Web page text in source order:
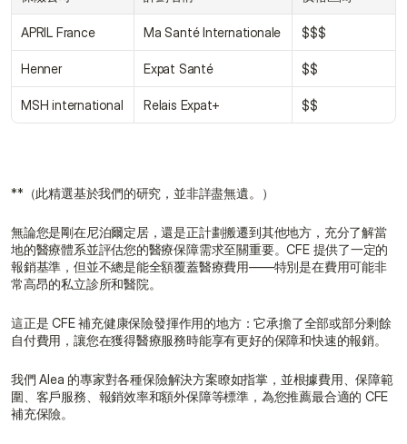
APRIL France Ma Santé Internationale $$$
Henner Expat Santé $$
MSH international Relais Expat+ $$
**（此精選基於我們的研究，並非詳盡無遺。）
無論您是剛在尼泊爾定居，還是正計劃搬遷到其他地方，充分了解當
地的醫療體系並評估您的醫療保障需求至關重要。CFE 提供了一定的
報銷基準，但並不總是能全額覆蓋醫療費用——特別是在費用可能非
常高昂的私立診所和醫院。
這正是 CFE 補充健康保險發揮作用的地方：它承擔了全部或部分剩餘
自付費用，讓您在獲得醫療服務時能享有更好的保障和快速的報銷。
我們 Alea 的專家對各種保險解決方案瞭如指掌，並根據費用、保障範
圍、客戶服務、報銷效率和額外保障等標準，為您推薦最合適的 CFE
補充保險。